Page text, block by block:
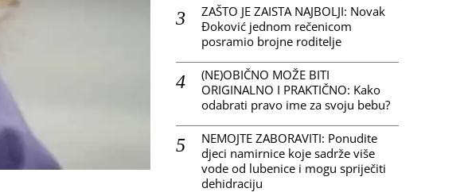
ZAŠTO JE ZAISTA NAJBOLJI: Novak
Đoković jednom rečenicom
posramio brojne roditelje
(NE)OBIČNO MOŽE BITI
ORIGINALNO I PRAKTIČNO: Kako
odabrati pravo ime za svoju bebu?
NEMOJTE ZABORAVITI: Ponudite
djeci namirnice koje sadrže više
vode od lubenice i mogu spriječiti
dehidraciju